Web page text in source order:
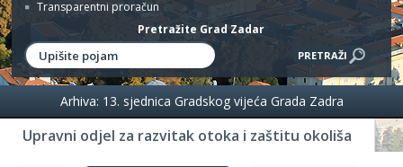
Transparentni proračun
Pretražite Grad Zadar
Upravni odjel za razvitak otoka i zaštitu okoliša
Arhiva: 13. sjednica Gradskog vijeća Grada Zadra